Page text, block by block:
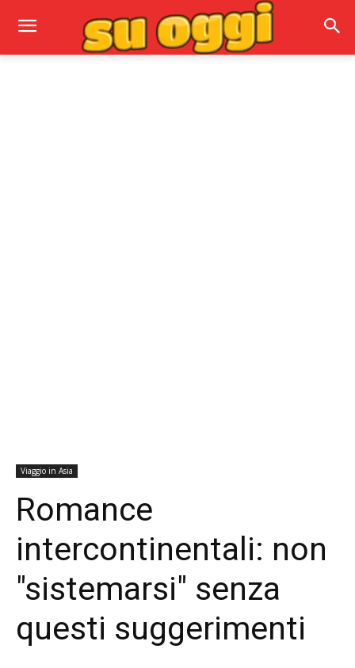
Viaggio in Asia
Romance
intercontinentali: non
"sistemarsi" senza
questi suggerimenti